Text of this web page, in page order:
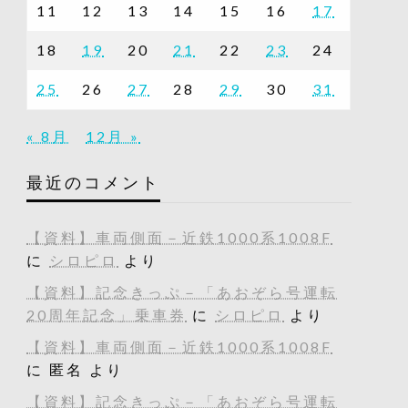
11 12 13 14 15 16 17
18 19 20 21 22 23 24
25 26 27 28 29 30 31
« 8月 12月 »
最近のコメント
【資料】車両側面－近鉄1000系1008F
に シロピロ
より
【資料】記念きっぷ－「あおぞら号運転
20周年記念」乗車券 に シロピロ
より
【資料】車両側面－近鉄1000系1008F
に 匿名
より
【資料】記念きっぷ－「あおぞら号運転